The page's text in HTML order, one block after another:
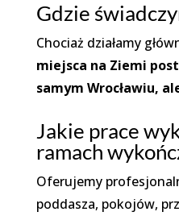
Gdzie
Chociaż działamy
miejsca na Ziemi
samym Wrocławiu,
Jakie prace
ramach
Oferujemy
poddasza, pokojów,